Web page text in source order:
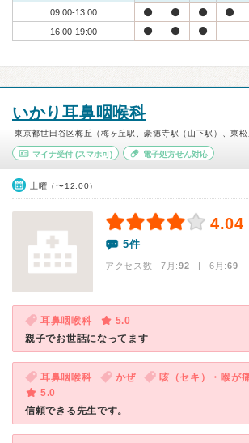
09:00-13:00
16:00-19:00
いかり耳鼻咽喉科
東京都世田谷区梅丘（梅ヶ丘駅、豪徳寺駅（山下駅）、東松
マイナ受付 (スマホ可) 電子処方せん対応
土曜（〜12:00）
4.04
5件
アクセス数 7月:92 | 6月:69
耳鼻咽喉科
5.0
親子でお世話になってます
耳鼻咽喉科 かぜ
咳（セキ）・喉が
5.0
信頼できる先生です。